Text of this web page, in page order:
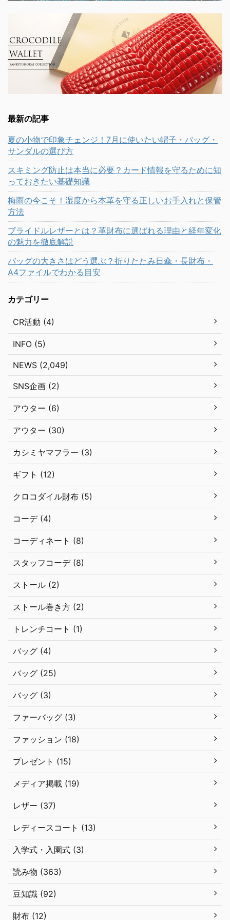
最新の記事
夏の小物で印象チェンジ！7月に使いたい帽子・バッグ・
サンダルの選び方
スキミング防止は本当に必要？カード情報を守るために知
っておきたい基礎知識
梅雨の今こそ！湿度から本革を守る正しいお手入れと保管
方法
ブライドルレザーとは？革財布に選ばれる理由と経年変化
の魅力を徹底解説
バッグの大きさはどう選ぶ？折りたたみ日傘・長財布・
A4ファイルでわかる目安
カテゴリー
CR活動 (4)
INFO (5)
NEWS (2,049)
SNS企画 (2)
アウター (6)
アウター (30)
カシミヤマフラー (3)
ギフト (12)
クロコダイル財布 (5)
コーデ (4)
コーディネート (8)
スタッフコーデ (8)
ストール (2)
ストール巻き方 (2)
トレンチコート (1)
バッグ (4)
バッグ (25)
バッグ (3)
ファーバッグ (3)
ファッション (18)
プレゼント (15)
メディア掲載 (19)
レザー (37)
レディースコート (13)
入学式・入園式 (3)
読み物 (363)
豆知識 (92)
財布 (12)